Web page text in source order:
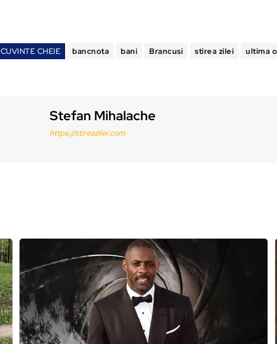
CUVINTE CHEIE bancnota bani Brancusi stirea zilei ultima
Stefan Mihalache
https://stireazilei.com